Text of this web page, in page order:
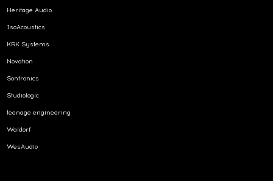
Heritage Audio
IsoAcoustics
KRK Systems
Novation
Sontronics
Studiologic
teenage engineering
Waldorf
WesAudio